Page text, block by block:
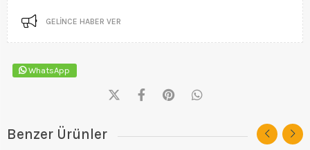
GELINCE HABER VER
WhatsApp
Benzer Ürünler